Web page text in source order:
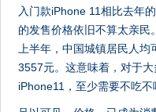
入门款iPhone 11相比去年
的发售价格依旧不算太亲民
上半年，中国城镇居民人
3557元。这意味着，对于
iPhone11，至少需要不吃不